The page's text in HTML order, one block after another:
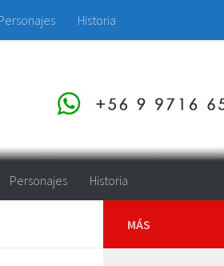
Historia
Personajes Historia
MÁS